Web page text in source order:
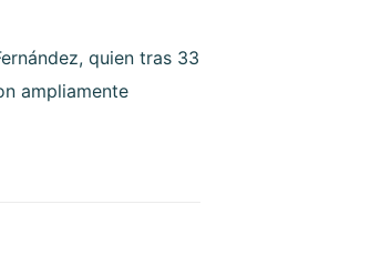
quien tras 33
ampliamente